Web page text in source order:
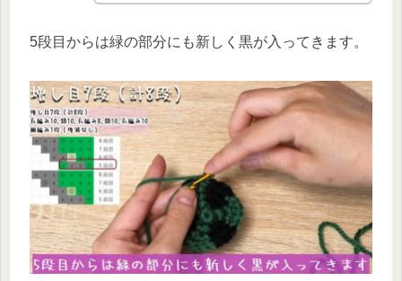
5段目からは緑の部分にも新しく黒が入ってきます。